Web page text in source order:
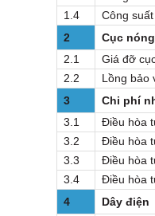
1.4
Công
2
Cục nóng
2.1
Giá đỡ
2.2
Lồng bảo
3
Chi phí
3.1
Điều hòa
3.2
Điều hòa
3.3
Điều hòa
3.4
Điều hòa
4
Dây điện